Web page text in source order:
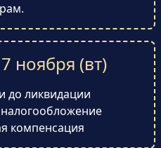
ноября (вт)
до ликвидации
компенсация